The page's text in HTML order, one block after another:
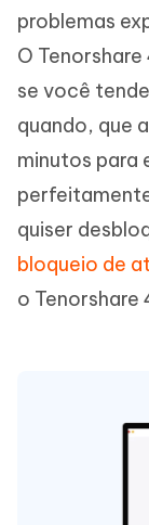
problemas
O
se você
quando, que
minutos para
quiser
bloqueio de
o Tenorshare